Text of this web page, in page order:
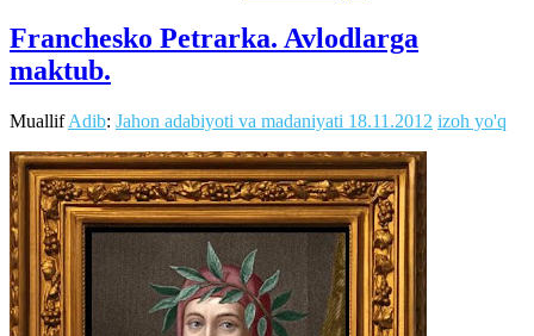
Franchesko Petrarka. Avlodlarga
maktub.
MuallifAdib: Jahon adabiyoti va madaniyati 18.11.2012 izoh yo'q